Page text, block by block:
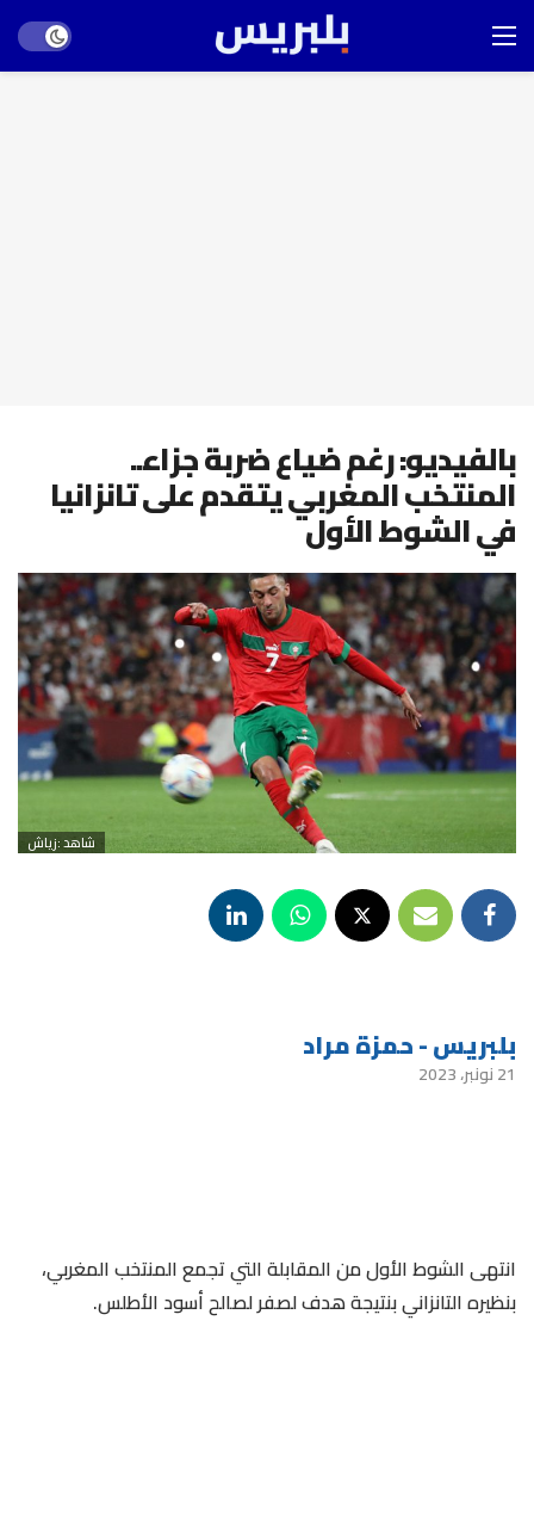
mode
بالفيديو: رغم ضياع ضربة جزاء..
المنتخب المغربي يتقدم على تانزانيا
في الشوط الأول
شاهد :زياش
بلبريس - حمزة مراد
21 نونبر، 2023
انتهى الشوط الأول من المقابلة التي تجمع المنتخب المغربي،
بنظيره التانزاني بنتيجة هدف لصفر لصالح أسود الأطلس.